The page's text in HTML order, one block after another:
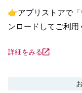
👉アプリストアで
ンロードしてご利用
詳細をみる